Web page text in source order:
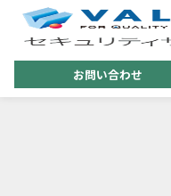
お問い合わせ